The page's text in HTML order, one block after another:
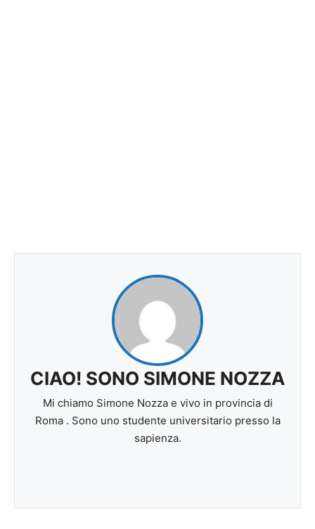
CIAO! SONO SIMONE NOZZA
Mi chiamo Simone Nozza e vivo in provincia di
Roma . Sono uno studente universitario presso la
sapienza.